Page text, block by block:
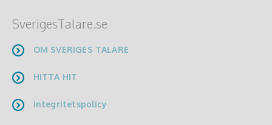
SverigesTalare.se
OM SVERIGES TALARE
HITTA HIT
Integritetspolicy